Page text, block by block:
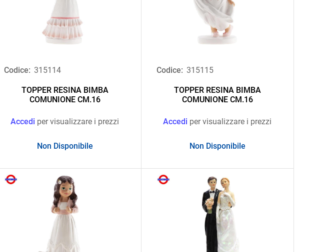
Codice: 315114
TOPPER RESINA BIMBA
COMUNIONE CM.16
Accedi per visualizzare i prezzi
Non Disponibile
Codice: 315115
TOPPER RESINA BIMBA
COMUNIONE CM.16
Accedi per visualizzare i prezzi
Non Disponibile